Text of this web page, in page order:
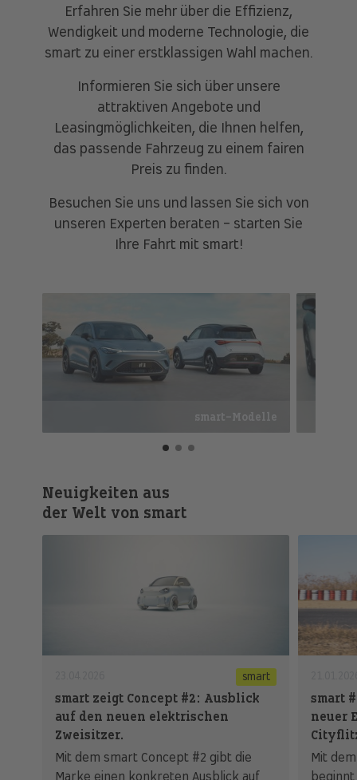
Erfahren Sie mehr über die Effizienz,
Wendigkeit und moderne Technologie, die
smart zu einer erstklassigen Wahl machen.
Informieren Sie sich über unsere
attraktiven Angebote und
Leasingmöglichkeiten, die Ihnen helfen,
das passende Fahrzeug zu einem fairen
Preis zu finden.
Besuchen Sie uns und lassen Sie sich von
unseren Experten beraten - starten Sie
Ihre Fahrt mit smart!
smart-Modelle
Neuigkeiten aus
der Welt von smart
smart
smart zeigt Concept #2: Ausblick
auf den neuen elektrischen
Zweisitzer.
Mit dem smart Concept #2 gibt die
Marke einen konkreten Ausblick auf
smart
neuer
Mit